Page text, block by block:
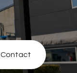
Contac​​t